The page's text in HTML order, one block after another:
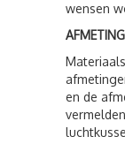
wensen
en de